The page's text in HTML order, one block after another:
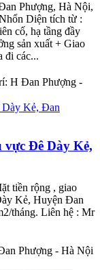
Phượng, Hà Nội,
Diện tích từ :
cố, hạ tầng đầy
sản xuất + Giao
đi các...
H Đan Phượng -
vực Đê Dày Kẻ,
tiền rộng , giao
Kẻ, Huyện Đan
tháng. Liên hệ : Mr
Phượng - Hà Nội